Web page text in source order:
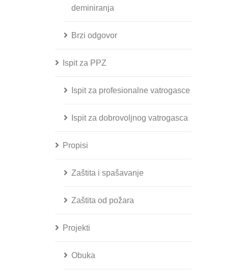
deminiranja
Brzi odgovor
Ispit za PPZ
Ispit za profesionalne vatrogasce
Ispit za dobrovoljnog vatrogasca
Propisi
Zaštita i spašavanje
Zaštita od požara
Projekti
Obuka